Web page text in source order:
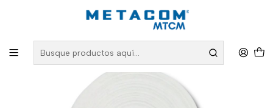
PRODUCTOS Fibra Óptica
Limpieza de Fibra Óptica
Recarga de Limpia Conectores F17020C